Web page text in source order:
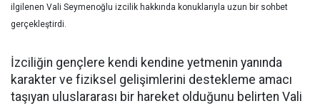
ilgilenen Vali Seymenoğlu izcilik hakkında konuklarıyla uzun bir sohbet
gerçekleştirdi.
İzciliğin gençlere kendi kendine yetmenin yanında
karakter ve fiziksel gelişimlerini destekleme amacı
taşıyan uluslararası bir hareket olduğunu belirten Vali